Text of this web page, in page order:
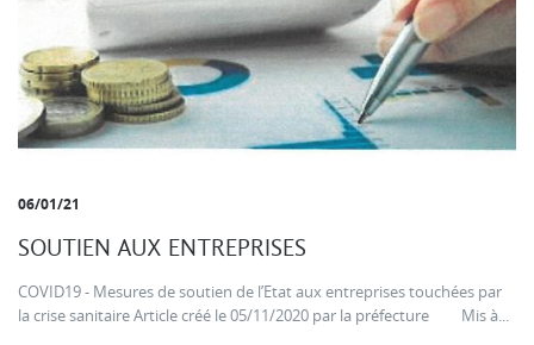
06/01/21
SOUTIEN AUX ENTREPRISES
COVID19 - Mesures de soutien de l’Etat aux entreprises touchées par
la crise sanitaire Article créé le 05/11/2020 par la préfecture Mis à...